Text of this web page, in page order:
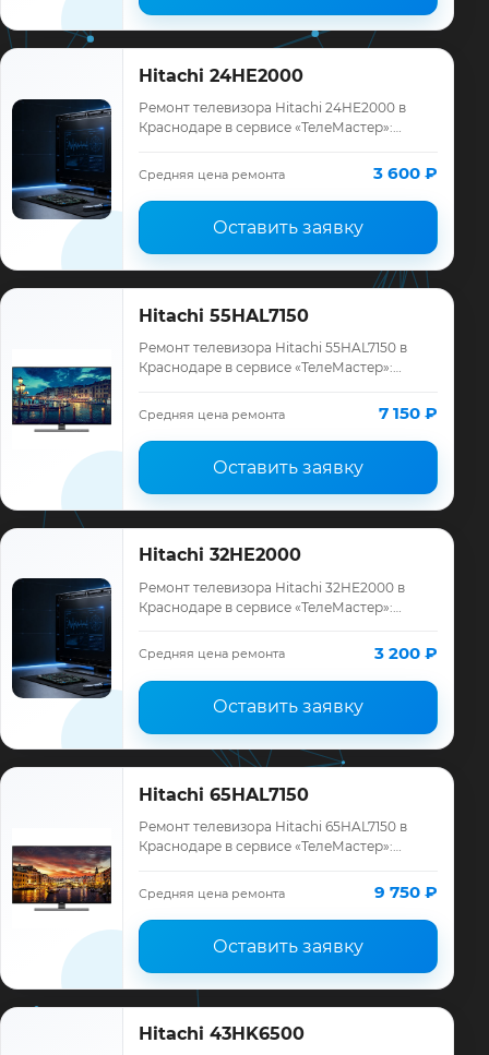
Hitachi 24HE2000
Ремонт телевизора Hitachi 24HE2000 в
Краснодаре в сервисе «ТелеМастер»:
ремонта, запчасти и гарантия до 12
месяцев.
Средняя цена ремонта 3 600 ₽
Оставить заявку
Hitachi 55HAL7150
Ремонт телевизора Hitachi 55HAL7150 в
Краснодаре в сервисе «ТелеМастер»:
ремонта, запчасти и гарантия до 12
месяцев.
Средняя цена ремонта 7 150 ₽
Оставить заявку
Hitachi 32HE2000
Ремонт телевизора Hitachi 32HE2000 в
Краснодаре в сервисе «ТелеМастер»:
ремонта, запчасти и гарантия до 12
месяцев.
Средняя цена ремонта 3 200 ₽
Оставить заявку
Hitachi 65HAL7150
Ремонт телевизора Hitachi 65HAL7150 в
Краснодаре в сервисе «ТелеМастер»:
ремонта, запчасти и гарантия до 12
месяцев.
Средняя цена ремонта 9 750 ₽
Оставить заявку
Hitachi 43HK6500